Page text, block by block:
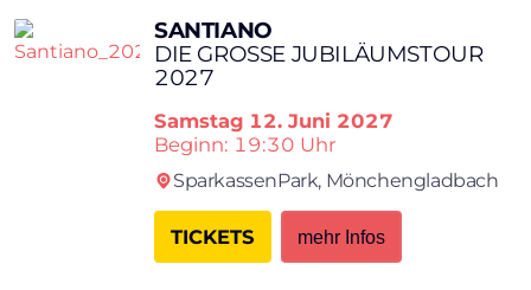
SANTIANO
DIE GROSSE JUBILÄUMSTOUR 2
027
Samstag 12. Juni 2027
Beginn: 19:30 Uhr
SparkassenPark, Mönchengladbach
TICKETS mehr Infos